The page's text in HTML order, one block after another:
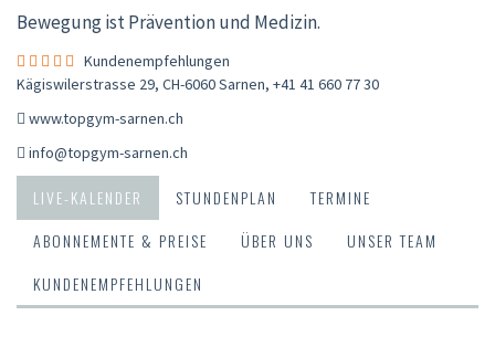
Bewegung ist Prävention und Medizin.
Kundenempfehlungen
Kägiswilerstrasse 29, CH-6060 Sarnen, +41 41 660 77 30
www.topgym-sarnen.ch
info@topgym-sarnen.ch
LIVE-KALENDER STUNDENPLAN
TERMINE
ABONNEMENTE & PREISE
ÜBER UNS
UNSER TEAM
KUNDENEMPFEHLUNGEN